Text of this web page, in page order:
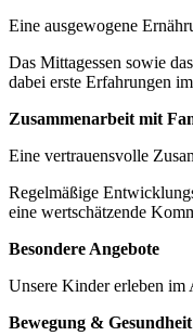
Eine ausgewogene
Das Mittagessen sowie
dabei erste Erfahrungen
Zusammenarbeit mit
Eine vertrauensvolle
Regelmäßige
eine wertschätzende
Besondere Angebote
Unsere Kinder erleben im
Bewegung & Gesundheit